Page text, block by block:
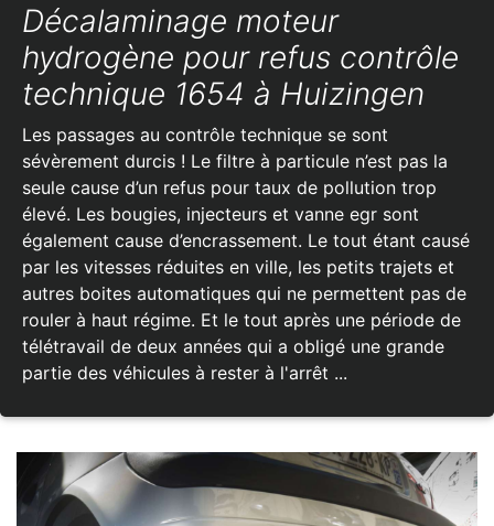
Décalaminage moteur
hydrogène pour refus contrôle
technique 1654 à Huizingen
Les passages au contrôle technique se sont
sévèrement durcis ! Le filtre à particule n’est pas la
seule cause d’un refus pour taux de pollution trop
élevé. Les bougies, injecteurs et vanne egr sont
également cause d’encrassement. Le tout étant causé
par les vitesses réduites en ville, les petits trajets et
autres boites automatiques qui ne permettent pas de
rouler à haut régime. Et le tout après une période de
télétravail de deux années qui a obligé une grande
partie des véhicules à rester à l'arrêt ...